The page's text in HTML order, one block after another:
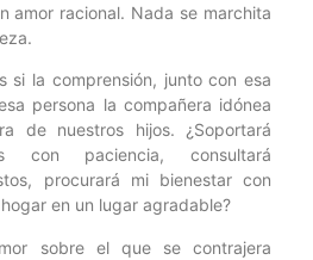
amor racional. Nada se marchita
si la comprensión, junto con esa
persona la compañera idónea
de nuestros hijos. ¿Soportará
con paciencia, consultará
procurará mi bienestar con
en un lugar agradable?
sobre el que se contrajera